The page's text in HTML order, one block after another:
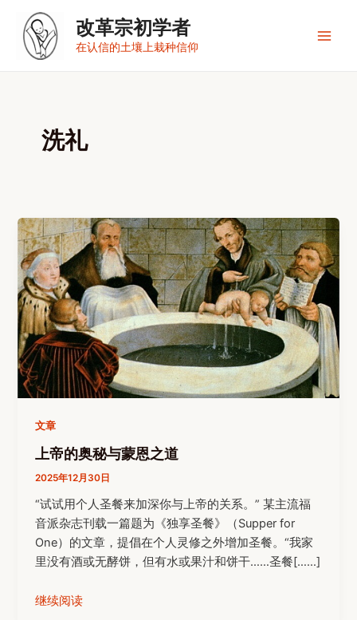
改革宗初学者
在认信的土壤上栽种信仰
洗礼
文章
上帝的奥秘与蒙恩之道
2025年12月30日
“试试用个人圣餐来加深你与上帝的关系。” 某主流福
音派杂志刊载一篇题为《独享圣餐》（Supper for
One）的文章，提倡在个人灵修之外增加圣餐。“我家
里没有酒或无酵饼，但有水或果汁和饼干……圣餐[……]
继续阅读